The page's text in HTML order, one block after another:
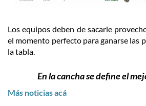
Los equipos deben de sacarle
el momento perfecto para ganarse las
la tabla.
En la cancha se define el
Más noticias acá